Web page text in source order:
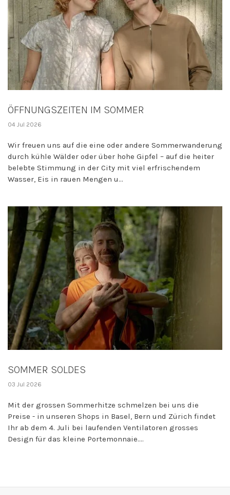
ÖFFNUNGSZEITEN IM SOMMER
04 Jul 2026
Wir freuen uns auf die eine oder andere Sommerwanderung
durch kühle Wälder oder über hohe Gipfel – auf die heiter
belebte Stimmung in der City mit viel erfrischendem
Wasser, Eis in rauen Mengen u...
SOMMER SOLDES
03 Jul 2026
Mit der grossen Sommerhitze schmelzen bei uns die
Preise - in unseren Shops in Basel, Bern und Zürich findet
Ihr ab dem 4. Juli bei laufenden Ventilatoren grosses
Design für das kleine Portemonnaie....